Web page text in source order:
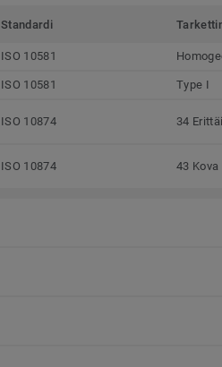
Standardi
ISO 10581
ISO 10581 Type I
ISO 10874 34
ISO 10874 43 Kova